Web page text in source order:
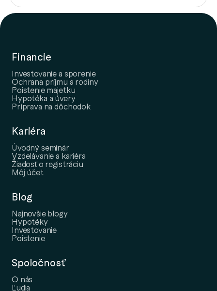
Financie
Investovanie a sporenie
Ochrana príjmu a rodiny
Poistenie majetku
Hypotéka a úvery
Príprava na dôchodok
Kariéra
Úvodný seminár
Vzdelávanie a kariéra
Žiadosť o registráciu
Môj účet
Blog
Najnovšie blogy
Hypotéky
Investovanie
Poistenie
Spoločnosť
O nás
Ľudia